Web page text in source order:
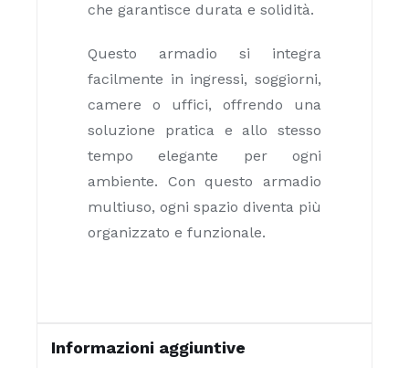
che garantisce durata e solidità.
Questo armadio si integra
facilmente in ingressi, soggiorni,
camere o uffici, offrendo una
soluzione pratica e allo stesso
tempo elegante per ogni
ambiente. Con questo armadio
multiuso, ogni spazio diventa più
organizzato e funzionale.
Informazioni aggiuntive